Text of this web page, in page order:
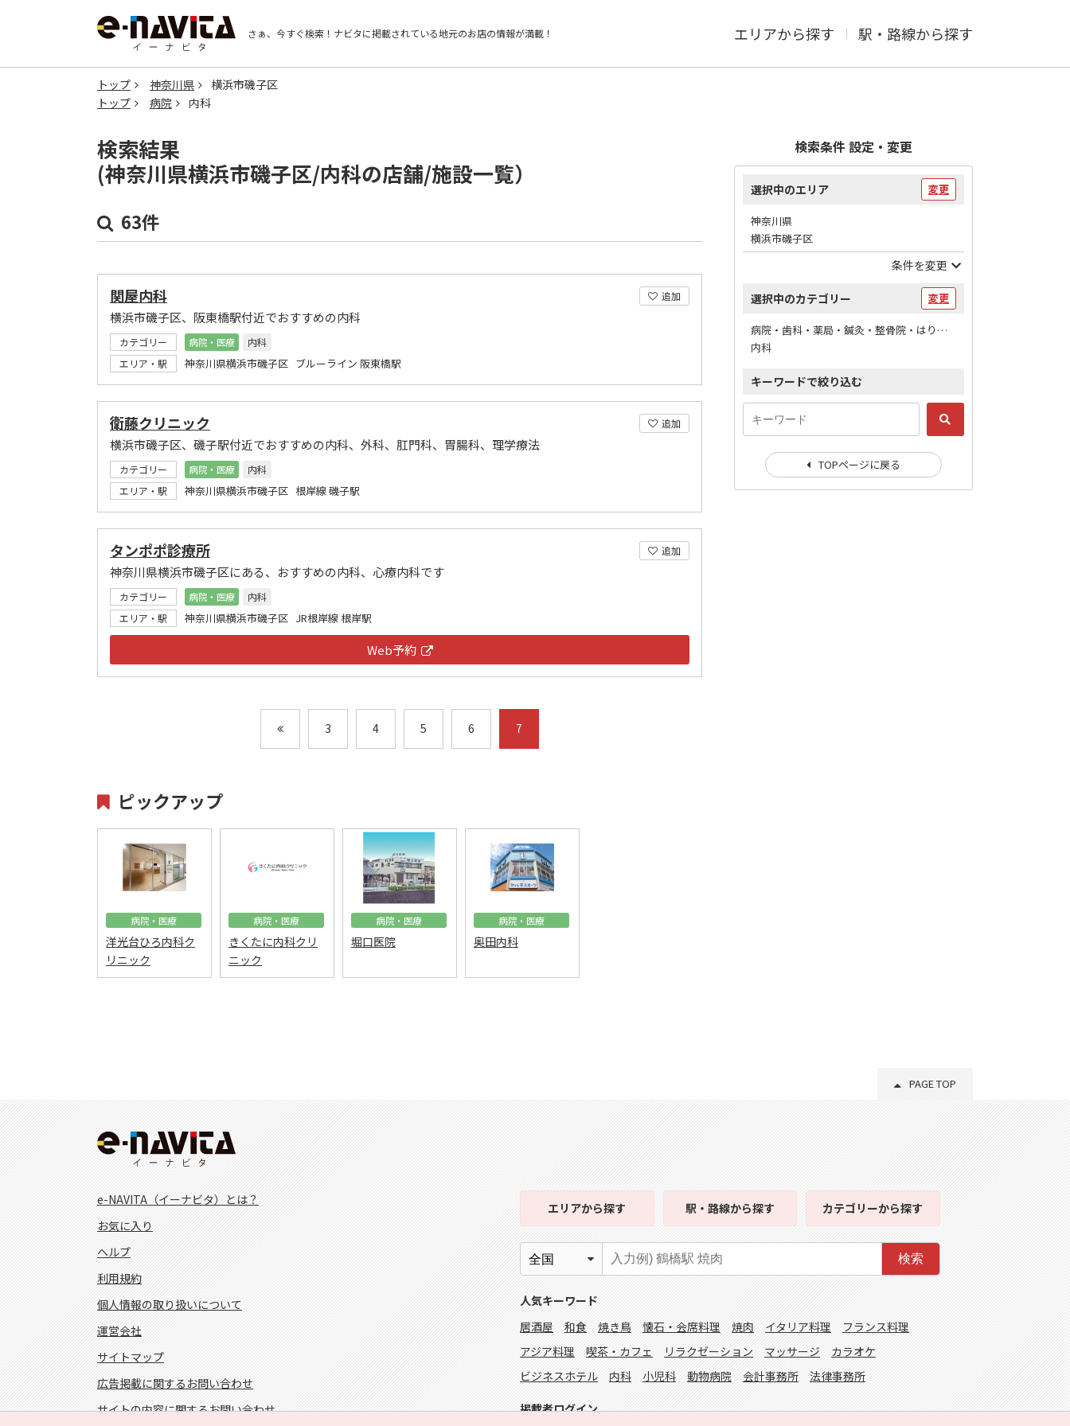
さぁ、今すぐ検索！ ナビタに掲載されている地元のお店の情報が満載！ エリアから探す 駅・路線から探す
トップ 神奈川県
横浜市磯子区
トップ
病院 内科
検索結果
(神奈川県横浜市磯子区/内科の店舗/施設一覧）
63件
追加
関屋内科
横浜市磯子区、阪東橋駅付近でおすすめの内科
カテゴリー 病院・医療
内科
エリア・駅
神奈川県横浜市磯子区 ブルーライン 阪東橋駅
追加
衛藤クリニック
横浜市磯子区、磯子駅付近でおすすめの内科、外科、肛門科、胃腸科、理学療法
カテゴリー 病院・医療
内科
エリア・駅
神奈川県横浜市磯子区 根岸線 磯子駅
追加
タンポポ診療所
神奈川県横浜市磯子区にある、おすすめの内科、心療内科です
カテゴリー 病院・医療
内科
エリア・駅
神奈川県横浜市磯子区 JR根岸線 根岸駅
Web予約
3 4 5 6 7
ピックアップ
病院・医療
洋光台ひろ内科ク
リニック
病院・医療
きくたに内科クリ
ニック
病院・医療
堀口医院
病院・医療
奥田内科
検索条件 設定・変更
選択中のエリア 変更
神奈川県
横浜市磯子区
条件を変更
選択中のカテゴリー 変更
病院・歯科・薬局・鍼灸・整骨院・はりマッサージ / 病院
内科
キーワードで絞り込む
TOPページに戻る
PAGE TOP
e-NAVITA（イーナビタ）とは？
お気に入り
ヘルプ
利用規約
個人情報の取り扱いについて
運営会社
サイトマップ
広告掲載に関するお問い合わせ
サイトの内容に関するお問い合わせ
エリアから探す 駅・路線から探す カテゴリーから探す
検索
人気キーワード
居酒屋
和食 焼き鳥 懐石・会席料理 焼肉 イタリア料理
フランス料理
アジア料理
喫茶・カフェ リラクゼーション マッサージ
カラオケ
ビジネスホテル
内科 小児科 動物病院 会計事務所 法律事務所
掲載者ログイン